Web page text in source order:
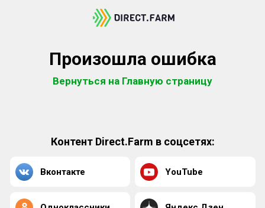
Произошла ошибка
Вернуться на Главную страницу
Контент Direct.Farm в соцсетях:
Вконтакте YouTube